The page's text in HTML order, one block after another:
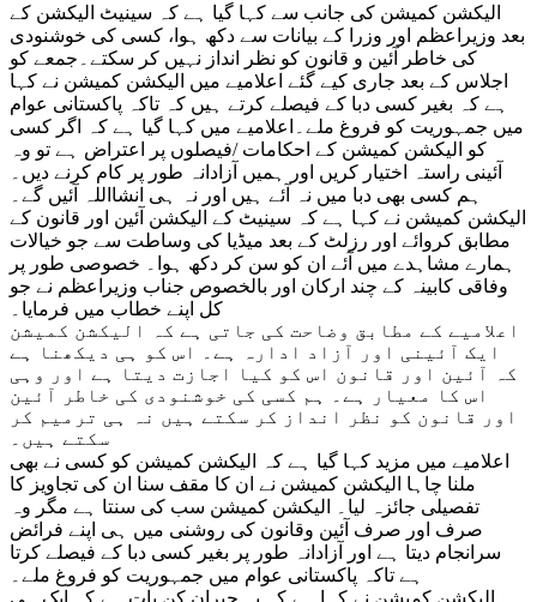
الیکشن کمیشن کی جانب سے کہا گیا ہے کہ سینیٹ الیکشن کے
بعد وزیراعظم اور وزرا کے بیانات سے دکھ ہوا، کسی کی خوشنودی
کی خاطر آئین و قانون کو نظر انداز نہیں کر سکتے۔جمعے کو
اجلاس کے بعد جاری کیے گئے اعلامیے میں الیکشن کمیشن نے کہا
ہے کہ بغیر کسی دبا کے فیصلے کرتے ہیں کہ تاکہ پاکستانی عوام
میں جمہوریت کو فروغ ملے۔اعلامیے میں کہا گیا ہے کہ اگر کسی
کو الیکشن کمیشن کے احکامات /فیصلوں پر اعتراض ہے تو وہ
آئینی راستہ اختیار کریں اور ہمیں آزادانہ طور پر کام کرنے دیں۔
ہم کسی بھی دبا میں نہ آئے ہیں اور نہ ہی انشااللہ آئیں گے۔
الیکشن کمیشن نے کہا ہے کہ سینیٹ کے الیکشن آئین اور قانون کے
مطابق کروائے اور رزلٹ کے بعد میڈیا کی وساطت سے جو خیالات
ہمارے مشاہدے میں آئے ان کو سن کر دکھ ہوا۔ خصوصی طور پر
وفاقی کابینہ کے چند ارکان اور بالخصوص جناب وزیراعظم نے جو
کل اپنے خطاب میں فرمایا۔
اعلامیے کے مطابق وضاحت کی جاتی ہے کہ الیکشن کمیشن
ایک آئینی اور آزاد ادارہ ہے۔ اس کو ہی دیکھنا ہے
کہ آئین اور قانون اس کو کیا اجازت دیتا ہے اور وہی
اس کا معیار ہے۔ ہم کسی کی خوشنودی کی خاطر آئین
اور قانون کو نظر انداز کر سکتے ہیں نہ ہی ترمیم کر
سکتے ہیں۔
اعلامیے میں مزید کہا گیا ہے کہ الیکشن کمیشن کو کسی نے بھی
ملنا چاہا الیکشن کمیشن نے ان کا مقف سنا ان کی تجاویز کا
تفصیلی جائزہ لیا۔ الیکشن کمیشن سب کی سنتا ہے مگر وہ
صرف اور صرف آئین وقانون کی روشنی میں ہی اپنے فرائض
سرانجام دیتا ہے اور آزادانہ طور پر بغیر کسی دبا کے فیصلے کرتا
ہے تاکہ پاکستانی عوام میں جمہوریت کو فروغ ملے۔
الیکشن کمیشن نے کہا ہے کہ یہ حیران کن بات ہے کہ ایک ہی